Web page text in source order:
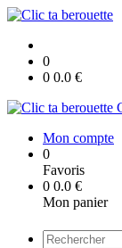
0
0 0.0 €
Mon compte
0
Favoris
0 0.0 €
Mon panier